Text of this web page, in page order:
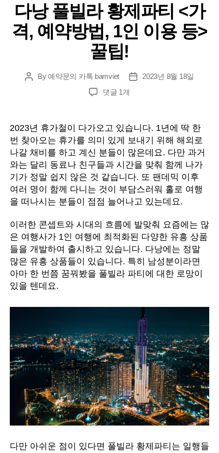
다낭 풀빌라 황제파티 <가
격, 예약방법, 1인 이용 등>
꿀팁!
PostBy 예약문의 카톡 bamviet
Post2023년 8월 18일
다
빌
라
황
제
파
티
<
가
예
약
방
법,
1
인
등
팁!
에
댓글 1개
2023년 휴가철이 다가오고 있습니다. 1년에 딱 한
번 찾아오는 휴가를 의미 있게 보내기 위해 해외로
나갈 채비를 하고 계신 분들이 많은데요. 다만 과거
와는 달리 동료나 친구들과 시간을 맞춰 함께 나가
기가 정말 쉽지 않은 것 같습니다. 또 팬데믹 이후
여러 명이 함께 다니는 것이 부담스러워 홀로 여행
을 떠나시는 분들이 점점 늘어나고 있는데요.
이러한 콘셉트와 시대의 흐름에 발맞춰 요즘에는 많
은 여행사가 1인 여행에 최적화된 다양한 유흥 상품
들을 개발하여 출시하고 있습니다. 다낭에는 정말
많은 유흥 상품들이 있습니다. 특히 남성분이라면
아마 한 번쯤 꿈꿔봤을 풀빌라 파티에 대한 로망이
있을 텐데요.
다만 아쉬운 점이 있다면 풀빌라 황제파티는 일행들